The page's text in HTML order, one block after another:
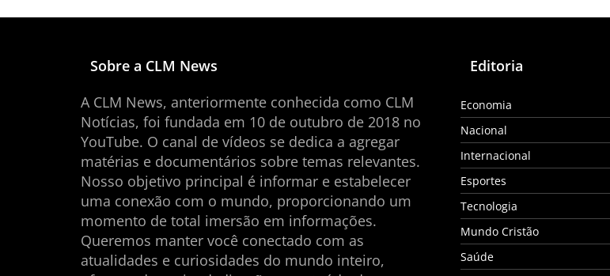
Sobre a CLM News
A CLM News, anteriormente conhecida como CLM
Notícias, foi fundada em 10 de outubro de 2018 no
YouTube. O canal de vídeos se dedica a agregar
matérias e documentários sobre temas relevantes.
Nosso objetivo principal é informar e estabelecer
uma conexão com o mundo, proporcionando um
momento de total imersão em informações.
Queremos manter você conectado com as
atualidades e curiosidades do mundo inteiro,
Editoria
Economia
Nacional
Internacional
Esportes
Tecnologia
Mundo Cristão
Saúde